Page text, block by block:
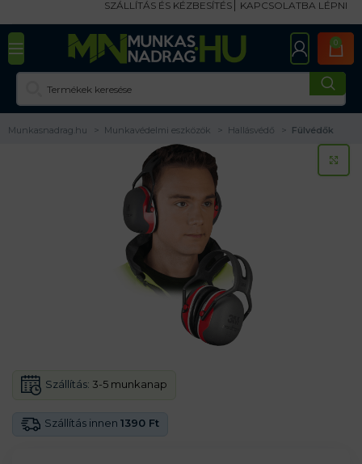
SZÁLLÍTÁS ÉS KÉZBESÍTÉS KAPCSOLATBA LÉPNI
0
Munkasnadrag.hu Munkavédelmi eszközök Hallásvédő Fülvédők
Szállítás innen 1390 Ft
Szállítás: 3-5 munkanap